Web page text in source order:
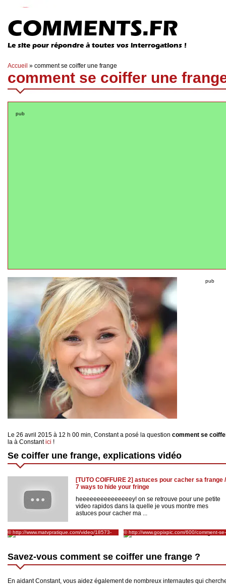
COMMENTS.FR
Le site pour répondre à toutes vos interrogations !
Accueil » comment se coiffer une frange
comment se coiffer une
pub
pub
Le 26 avril 2015 à 12 h 00 min, Constant a posé la question comment se
la à Constantici !
Se coiffer une frange, explications vidéo
[TUTO COIFFURE 2] astuces pour cacher sa frange /
7 ways to hide your fringe
heeeeeeeeeeeeeeey! on se retrouve pour une petite
video rapidos dans la quelle je vous montre mes
astuces pour cacher ma ...
© http://www.matvpratique.com/video/18573-
comment-coiffer-une-frange-trop-longue
© http://www.gopixpic.com/600/comment-se-
coiffer-pendant-la-repousse-de-sa-
Savez-vous comment se coiffer une frange ?
En aidant Constant, vous aidez également de nombreux internautes qui